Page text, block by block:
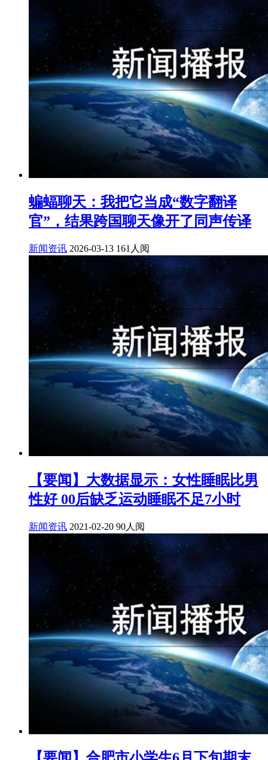
蝙蝠聊天：我把它当成“数字翻译
官”，结果跨国聊天像开了同声传译
新闻资讯 2026-03-13 161人阅
【要闻】大数据显示：女性睡眠比男
性好 00后缺乏运动睡眠不足7小时
新闻资讯 2021-02-20 90人阅